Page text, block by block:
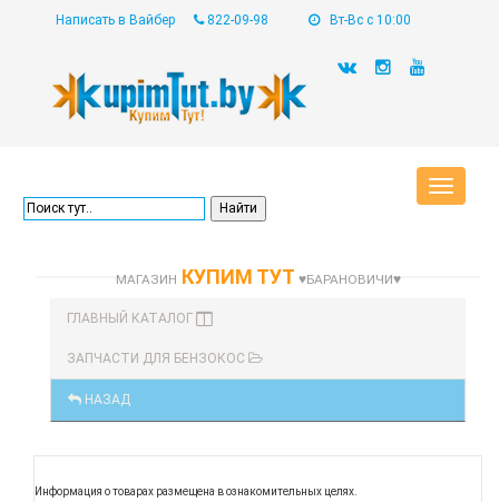
Написать в Вайбер 822-09-98 Вт-Вс с 10:00
Toggle
МАГАЗИН КУПИМ ТУТ ♥БАРАНОВИЧИ♥
ГЛАВНЫЙ КАТАЛОГ
ЗАПЧАСТИ ДЛЯ БЕНЗОКОС
НАЗАД
Информация о товарах размещена в ознакомительных целях.